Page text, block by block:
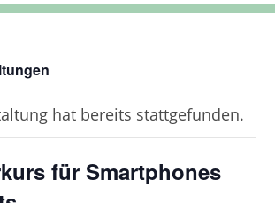
hat bereits stattgefunden.
für Smartphones